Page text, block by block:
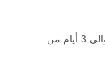
نعم، فليون سبورتس تقدم عينات مجانية مع حوالي 3 أيام من